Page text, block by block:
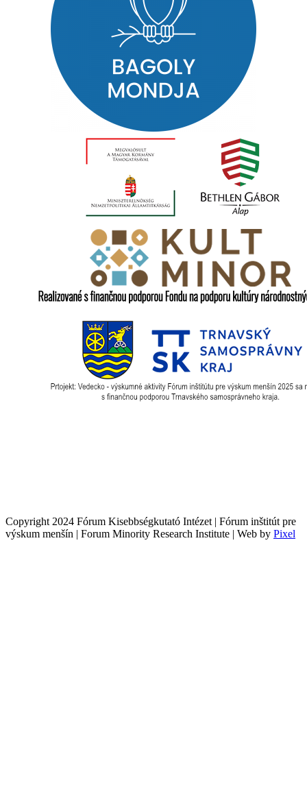
Copyright 2024 Fórum Kisebbségkutató Intézet | Fórum inštitút pre
výskum menšín | Forum Minority Research Institute | Web by Pixel